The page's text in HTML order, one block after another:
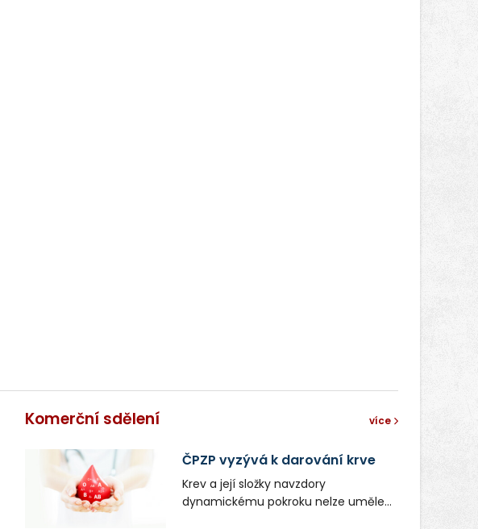
Komerční sdělení více
ČPZP vyzývá k darování krve
Krev a její složky navzdory
dynamickému pokroku nelze uměle